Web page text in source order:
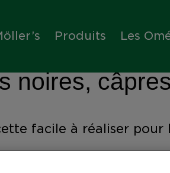
Produits Les
noires,
facile à réaliser pour